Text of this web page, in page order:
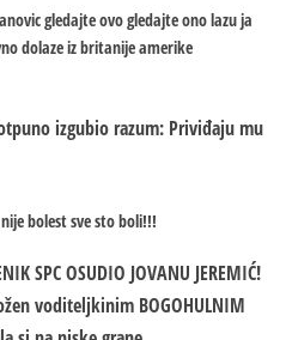
gledajte ovo gledajte ono lazu ja
dolaze iz britanije amerike
izgubio razum: Priviđaju mu
bolest sve sto boli!!!
SPC OSUDIO JOVANU JEREMIĆ!
voditeljkinim BOGOHULNIM